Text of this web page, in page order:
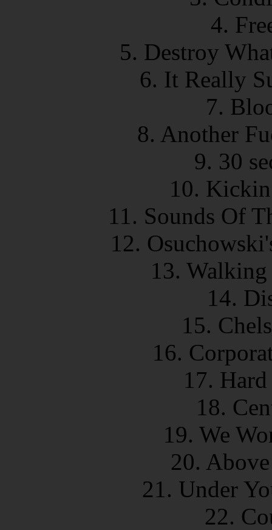
4.
5. Destroy
6. It Really
7.
8. Another
9. 30
10.
11. Sounds Of
12.
13.
14.
15.
16.
17.
18.
19. We
20.
21. Under
22.